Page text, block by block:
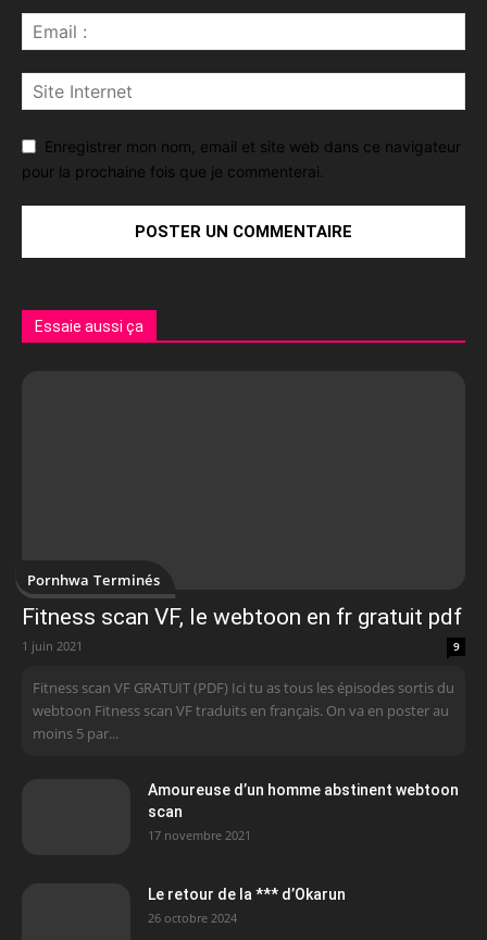
Enregistrer mon nom, email et site web dans ce navigateur
pour la prochaine fois que je commenterai.
Essaie aussi ça
Pornhwa Terminés
Fitness scan VF, le webtoon en fr gratuit pdf
1 juin 2021 9
Fitness scan VF GRATUIT (PDF) Ici tu as tous les épisodes sortis du
webtoon Fitness scan VF traduits en français. On va en poster au
moins 5 par...
Amoureuse d’un homme abstinent webtoon
scan
17 novembre 2021
Le retour de la *** d’Okarun
26 octobre 2024